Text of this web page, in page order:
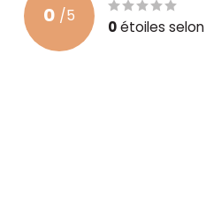
0 /5
0étoiles selon